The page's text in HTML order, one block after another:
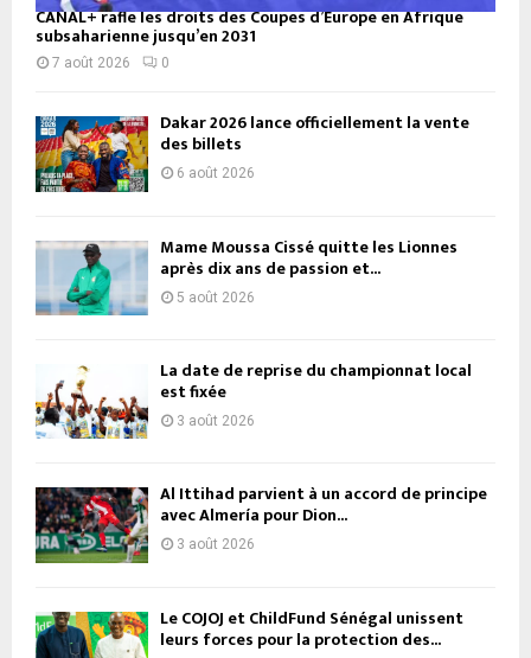
CANAL+ rafle les droits des Coupes d’Europe en Afrique
subsaharienne jusqu’en 2031
7 août 2026 0
Dakar 2026 lance officiellement la vente
des billets
6 août 2026
Mame Moussa Cissé quitte les Lionnes
après dix ans de passion et...
5 août 2026
La date de reprise du championnat local
est fixée
3 août 2026
Al Ittihad parvient à un accord de principe
avec Almería pour Dion...
3 août 2026
Le COJOJ et ChildFund Sénégal unissent
leurs forces pour la protection des...